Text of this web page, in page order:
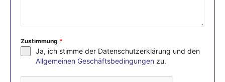
Zustimmung *
Ja, ich stimme der Datenschutzerklärung und den
Allgemeinen Geschäftsbedingungen zu.